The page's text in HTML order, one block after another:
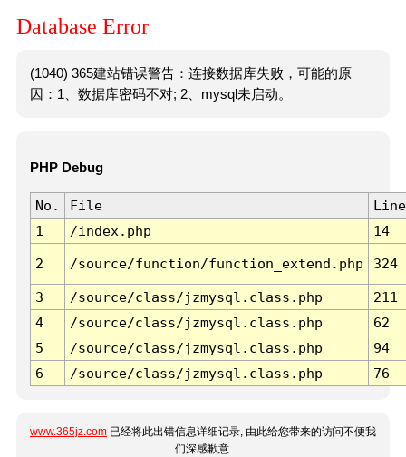
Database Error
(1040) 365建站错误警告：连接数据库失败，可能的原
因：1、数据库密码不对; 2、mysql未启动。
PHP Debug
No. File
Line
1
/index.php 14
2 /source/function/function_extend.php 324
3 /source/class/jzmysql.class.php
211
4
/source/class/jzmysql.class.php
62
5
/source/class/jzmysql.class.php
94
6
/source/class/jzmysql.class.php 76
www.365jz.com 已经将此出错信息详细记录, 由此给您带来的访问不便我
们深感歉意.